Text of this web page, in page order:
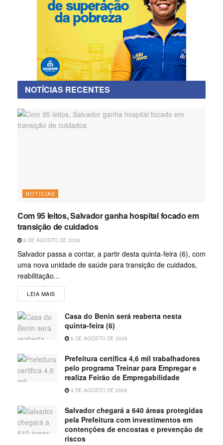
NOTÍCIAS RECENTES
NOTÍCIAS
Com 95 leitos, Salvador ganha hospital focado em
transição de cuidados
6 DE AGOSTO DE 2026
Salvador passa a contar, a partir desta quinta-feira (6), com
uma nova unidade de saúde para transição de cuidados,
reabilitação...
LEIA MAIS
Casa do Benin será reaberta nesta
quinta-feira (6)
6 DE AGOSTO DE 2026
Prefeitura certifica 4,6 mil trabalhadores
pelo programa Treinar para Empregar e
realiza Feirão de Empregabilidade
4 DE AGOSTO DE 2026
Salvador chegará a 640 áreas protegidas
pela Prefeitura com investimentos em
contenções de encostas e prevenção de
riscos